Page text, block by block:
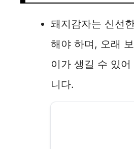
돼지감자는 신선
해야 하며, 오래
이가 생길 수 있
니다.